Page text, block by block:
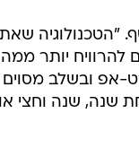
להרוויח יותר
ובשלב מסוים
שנה, שנה וחצי